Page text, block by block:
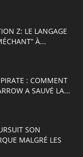
Z: LE LANGAGE
À...
PIRATE : COMMENT
A SAUVÉ LA...
SON
MALGRÉ LES